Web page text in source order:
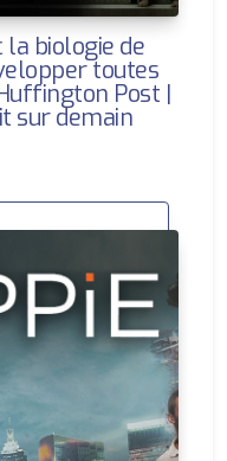
la biologie de
toutes
Post |
sur demain